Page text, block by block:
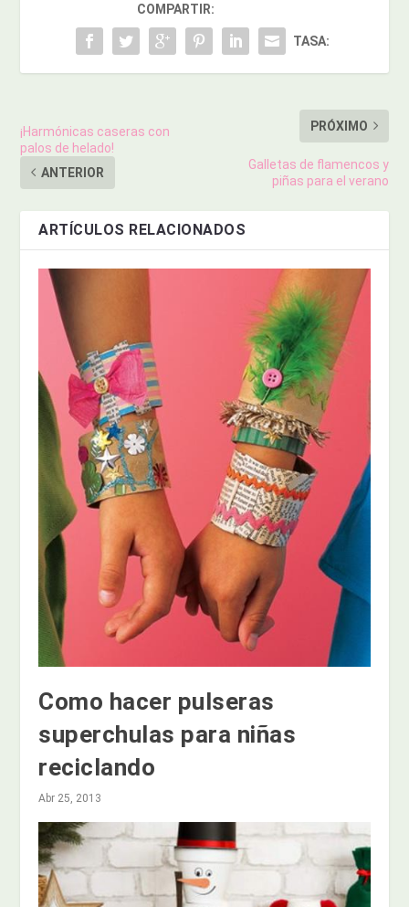
COMPARTIR:
TASA:
¡Harmónicas caseras con
palos de helado!
ANTERIOR
PRÓXIMO
Galletas de flamencos y
piñas para el verano
ARTÍCULOS RELACIONADOS
Como hacer pulseras
superchulas para niñas
reciclando
Abr 25, 2013